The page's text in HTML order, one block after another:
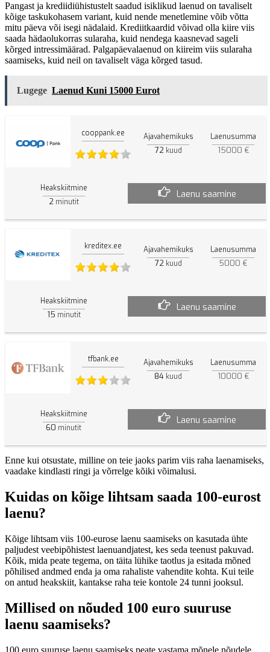
Pangast ja krediidiühistustelt saadud isiklikud laenud on tavaliselt
kõige taskukohasem variant, kuid nende menetlemine võib võtta
mitu päeva või isegi nädalaid. Krediitkaardid võivad olla kiire viis
saada hädaolukorras sularaha, kuid nendega kaasnevad sageli
kõrged intressimäärad. Palgapäevalaenud on kiireim viis sularaha
saamiseks, kuid neil on tavaliselt väga kõrged tasud.
Lugege Laenud Kuni 15000 Eurot
cooppank.ee Ajavahemikuks
72kuud
Laenusumma
15000 €
Heakskiitmine
2minutit
Laenu saamine
kreditex.ee Ajavahemikuks
72kuud
Laenusumma
5000 €
Heakskiitmine
15 minutit
Laenu saamine
tfbank.ee Ajavahemikuks
84 kuud
Laenusumma
10000 €
Heakskiitmine
60 minutit
Laenu saamine
Enne kui otsustate, milline on teie jaoks parim viis raha laenamiseks,
vaadake kindlasti ringi ja võrrelge kõiki võimalusi.
Kuidas on kõige lihtsam saada 100-eurost
laenu?
Kõige lihtsam viis 100-eurose laenu saamiseks on kasutada ühte
paljudest veebipõhistest laenuandjatest, kes seda teenust pakuvad.
Kõik, mida peate tegema, on täita lühike taotlus ja esitada mõned
põhilised andmed enda ja oma rahaliste vahendite kohta. Kui teile
on antud heakskiit, kantakse raha teie kontole 24 tunni jooksul.
Millised on nõuded 100 euro suuruse
laenu saamiseks?
100 euro suuruse laenu saamiseks peate vastama mõnele nõudele.